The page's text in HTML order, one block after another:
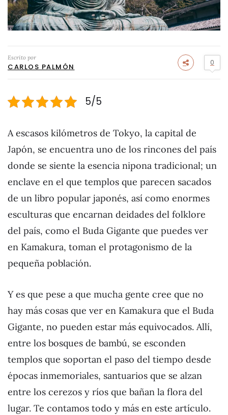
Escrito por
CARLOS PALMÓN 0
5/5
A escasos kilómetros de Tokyo, la capital de
Japón, se encuentra uno de los rincones del país
donde se siente la esencia nipona tradicional; un
enclave en el que templos que parecen sacados
de un libro popular japonés, así como enormes
esculturas que encarnan deidades del folklore
del país, como el Buda Gigante que puedes ver
en Kamakura, toman el protagonismo de la
pequeña población.
Y es que pese a que mucha gente cree que no
hay más cosas que ver en Kamakura que el Buda
Gigante, no pueden estar más equivocados. Allí,
entre los bosques de bambú, se esconden
templos que soportan el paso del tiempo desde
épocas inmemoriales, santuarios que se alzan
entre los cerezos y ríos que bañan la flora del
lugar. Te contamos todo y más en este artículo.